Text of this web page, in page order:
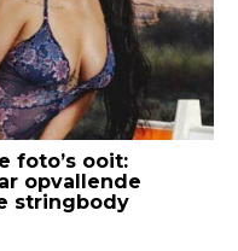
foto’s ooit:
opvallende
stringbody